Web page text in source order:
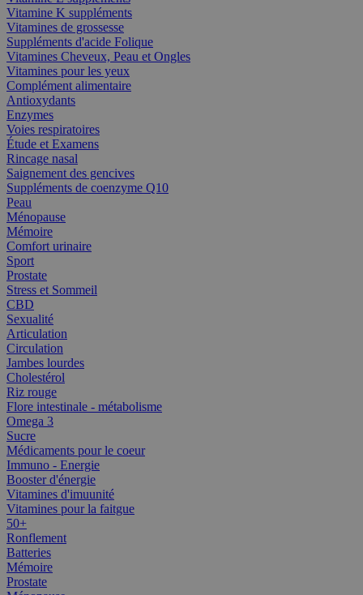
Vitamine K suppléments
Vitamines de grossesse
Suppléments d'acide Folique
Vitamines Cheveux, Peau et Ongles
Vitamines pour les yeux
Complément alimentaire
Antioxydants
Enzymes
Voies respiratoires
Étude et Examens
Rincage nasal
Saignement des gencives
Suppléments de coenzyme Q10
Peau
Ménopause
Mémoire
Comfort urinaire
Sport
Prostate
Stress et Sommeil
CBD
Sexualité
Articulation
Circulation
Jambes lourdes
Cholestérol
Riz rouge
Flore intestinale - métabolisme
Omega 3
Sucre
Médicaments pour le coeur
Immuno - Energie
Booster d'énergie
Vitamines d'imuunité
Vitamines pour la faitgue
50+
Ronflement
Batteries
Mémoire
Prostate